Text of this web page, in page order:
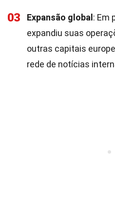
03 Expansão global : Em
expandiu suas
outras capitais
rede de notícias